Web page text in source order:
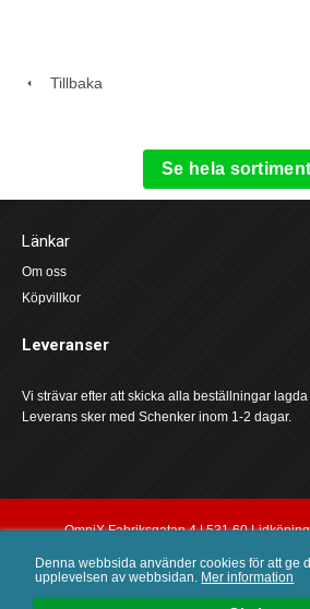
Denna webbsida använder cookies för att ge
upplevelsen av webbsidan. Mer information
Tillbaka
Se hela
Länkar
Om oss
Köpvillkor
Leveranser
Vi strävar efter att skicka alla beställningar
Leverans sker med Schenker inom 1-2 dagar.
OmniX Fabriksgatan 4 | 531 60